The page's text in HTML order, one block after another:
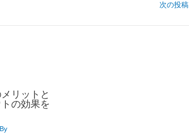
次の投稿
リットと
の効果を